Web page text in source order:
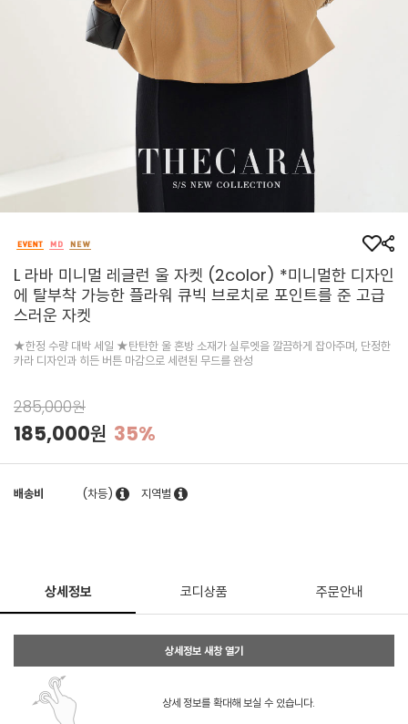
L 라바 미니멀 레글런 울 자켓 (2color) *미니멀한 디자인
에 탈부착 가능한 플라워 큐빅 브로치로 포인트를 준 고급
스러운 자켓
★한정 수량 대박 세일 ★탄탄한 울 혼방 소재가 실루엣을 깔끔하게 잡아주며, 단정한
카라 디자인과 히든 버튼 마감으로 세련된 무드를 완성
285,000원
185,000원 35%
배송비 (차등) 지역별
상세정보 코디상품 주문안내
상세정보 새창 열기
상세 정보를 확대해 보실 수 있습니다.